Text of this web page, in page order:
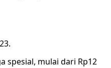
spesial, mulai dari Rp12